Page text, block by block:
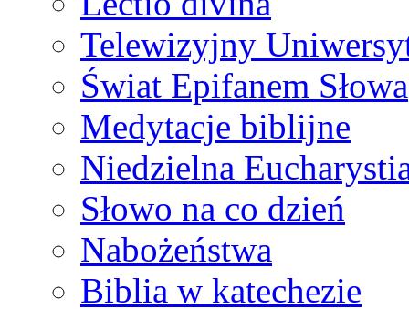
Telewizyjny
Świat Epifanem Słowa
Medytacje biblijne
Niedzielna
Słowo na co dzień
Nabożeństwa
Biblia w katechezie